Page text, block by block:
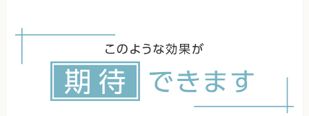
せんが、継続的な服薬の中断は症状の悪化や再発
につながります。飲み忘れに気づいたらできるだ
け早く服用し、今後は忘れないよう工夫すること
が重要です。